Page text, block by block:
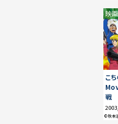
映
こ
戦
©秋本